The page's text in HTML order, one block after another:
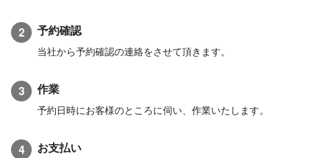
2 予約確認
当社から予約確認の連絡をさせて頂きます。
3 作業
予約日時にお客様のところに伺い、作業いたします。
4 お支払い